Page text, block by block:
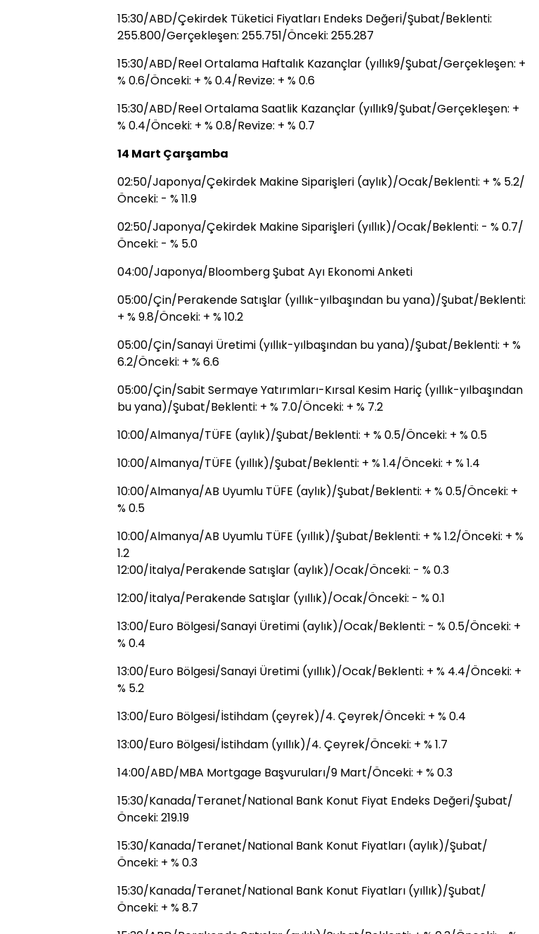
15:30/ABD/Çekirdek Tüketici Fiyatları Endeks Değeri/Şubat/Beklenti:
255.800/Gerçekleşen: 255.751/Önceki: 255.287
15:30/ABD/Reel Ortalama Haftalık Kazançlar (yıllık9/Şubat/Gerçekleşen: +
% 0.6/Önceki: + % 0.4/Revize: + % 0.6
15:30/ABD/Reel Ortalama Saatlik Kazançlar (yıllık9/Şubat/Gerçekleşen: +
% 0.4/Önceki: + % 0.8/Revize: + % 0.7
14 Mart Çarşamba
02:50/Japonya/Çekirdek Makine Siparişleri (aylık)/Ocak/Beklenti: + % 5.2/
Önceki: - % 11.9
02:50/Japonya/Çekirdek Makine Siparişleri (yıllık)/Ocak/Beklenti: - % 0.7/
Önceki: - % 5.0
04:00/Japonya/Bloomberg Şubat Ayı Ekonomi Anketi
05:00/Çin/Perakende Satışlar (yıllık-yılbaşından bu yana)/Şubat/Beklenti:
+ % 9.8/Önceki: + % 10.2
05:00/Çin/Sanayi Üretimi (yıllık-yılbaşından bu yana)/Şubat/Beklenti: + %
6.2/Önceki: + % 6.6
05:00/Çin/Sabit Sermaye Yatırımları-Kırsal Kesim Hariç (yıllık-yılbaşından
bu yana)/Şubat/Beklenti: + % 7.0/Önceki: + % 7.2
10:00/Almanya/TÜFE (aylık)/Şubat/Beklenti: + % 0.5/Önceki: + % 0.5
10:00/Almanya/TÜFE (yıllık)/Şubat/Beklenti: + % 1.4/Önceki: + % 1.4
10:00/Almanya/AB Uyumlu TÜFE (aylık)/Şubat/Beklenti: + % 0.5/Önceki: +
% 0.5
10:00/Almanya/AB Uyumlu TÜFE (yıllık)/Şubat/Beklenti: + % 1.2/Önceki: + %
1.2
12:00/İtalya/Perakende Satışlar (aylık)/Ocak/Önceki: - % 0.3
12:00/İtalya/Perakende Satışlar (yıllık)/Ocak/Önceki: - % 0.1
13:00/Euro Bölgesi/Sanayi Üretimi (aylık)/Ocak/Beklenti: - % 0.5/Önceki: +
% 0.4
13:00/Euro Bölgesi/Sanayi Üretimi (yıllık)/Ocak/Beklenti: + % 4.4/Önceki: +
% 5.2
13:00/Euro Bölgesi/İstihdam (çeyrek)/4. Çeyrek/Önceki: + % 0.4
13:00/Euro Bölgesi/İstihdam (yıllık)/4. Çeyrek/Önceki: + % 1.7
14:00/ABD/MBA Mortgage Başvuruları/9 Mart/Önceki: + % 0.3
15:30/Kanada/Teranet/National Bank Konut Fiyat Endeks Değeri/Şubat/
Önceki: 219.19
15:30/Kanada/Teranet/National Bank Konut Fiyatları (aylık)/Şubat/
Önceki: + % 0.3
15:30/Kanada/Teranet/National Bank Konut Fiyatları (yıllık)/Şubat/
Önceki: + % 8.7